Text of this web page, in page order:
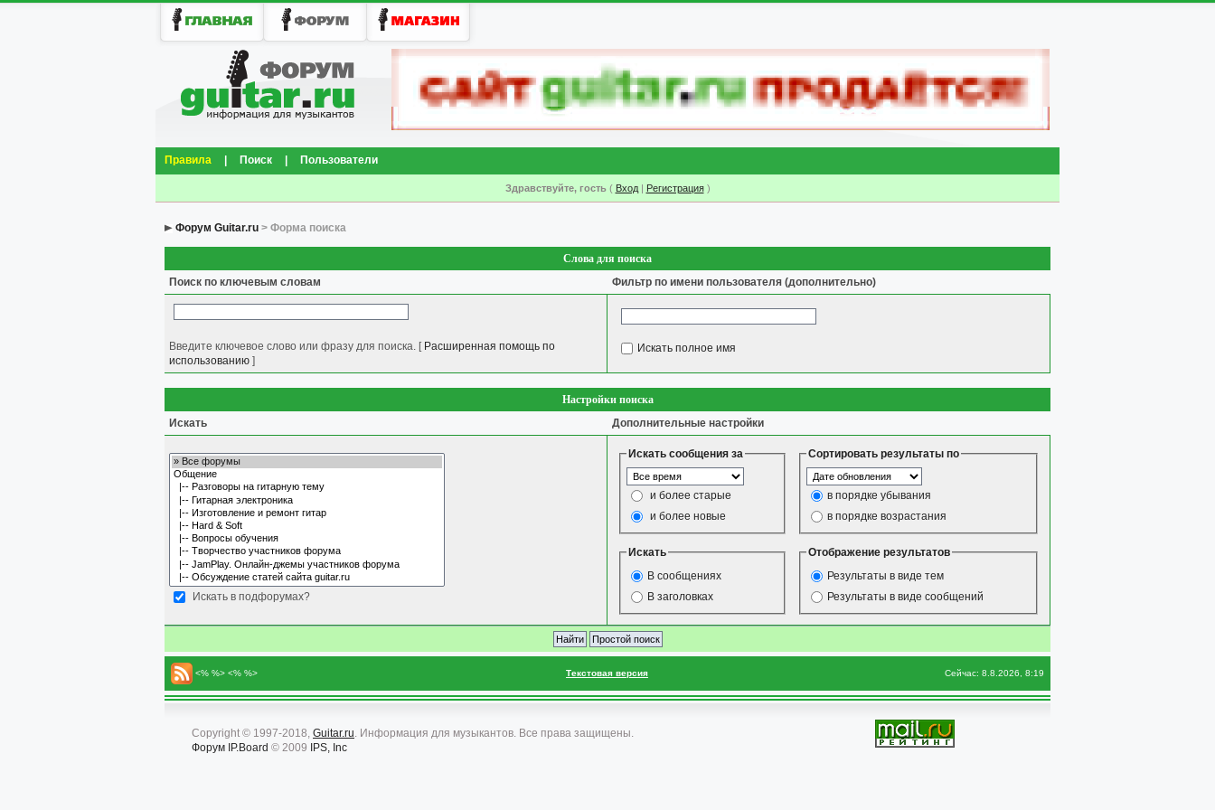
Правила Поиск Пользователи
Здравствуйте, гость( Вход| Регистрация)
Форум Guitar.ru > Форма поиска
Слова для поиска
Поиск по ключевым словам
Фильтр по имени пользователя (дополнительно)
Введите ключевое слово или фразу для поиска. [ Расширенная помощь по
использованию ]
Искать полное имя
Настройки поиска
Искать
Дополнительные настройки
Искать в подфорумах?
Искать сообщения за
и более старые
и более новые
Сортировать результаты по
в порядке убывания
в порядке возрастания
Искать
В сообщениях
В заголовках
Отображение результатов
Результаты в виде тем
Результаты в виде сообщений
<% %> <% %> Текстовая версия Сейчас: 8.8.2026, 8:19
Copyright © 1997-2018, Guitar.ru. Информация для музыкантов. Все права защищены.
Форум IP.Board © 2009 IPS, Inc